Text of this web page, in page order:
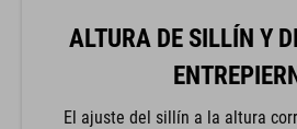
ALTURA DE SILLÍN Y
El ajuste del sillín a la altura